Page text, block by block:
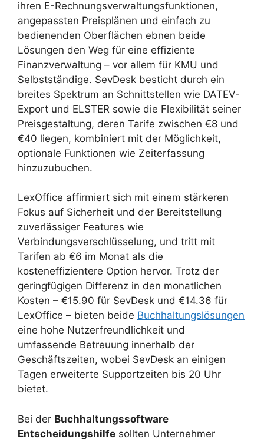
ihren E-Rechnungsverwaltungsfunktionen,
angepassten Preisplänen und einfach zu
bedienenden Oberflächen ebnen beide
Lösungen den Weg für eine effiziente
Finanzverwaltung – vor allem für KMU und
Selbstständige. SevDesk besticht durch ein
breites Spektrum an Schnittstellen wie DATEV-
Export und ELSTER sowie die Flexibilität seiner
Preisgestaltung, deren Tarife zwischen €8 und
€40 liegen, kombiniert mit der Möglichkeit,
optionale Funktionen wie Zeiterfassung
hinzuzubuchen.
LexOffice affirmiert sich mit einem stärkeren
Fokus auf Sicherheit und der Bereitstellung
zuverlässiger Features wie
Verbindungsverschlüsselung, und tritt mit
Tarifen ab €6 im Monat als die
kosteneffizientere Option hervor. Trotz der
geringfügigen Differenz in den monatlichen
Kosten – €15.90 für SevDesk und €14.36 für
LexOffice – bieten beide Buchhaltungslösungen
eine hohe Nutzerfreundlichkeit und
umfassende Betreuung innerhalb der
Geschäftszeiten, wobei SevDesk an einigen
Tagen erweiterte Supportzeiten bis 20 Uhr
bietet.
Bei der Buchhaltungssoftware
Entscheidungshilfe sollten Unternehmer